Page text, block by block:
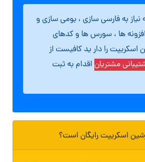
به فارسی سازی ، بومی سازی و
ها ، سورس ها و کدهای
اسکریپت را دار ید کافیست از
مشتریان اقدام به ثبت
اسکریپت رایگان است؟